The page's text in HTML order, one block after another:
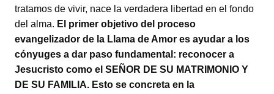
tratamos de vivir, nace la verdadera libertad en el fondo
del alma. El primer objetivo del proceso
evangelizador de la Llama de Amor es ayudar a los
cónyuges a dar paso fundamental: reconocer a
Jesucristo como el SEÑOR DE SU MATRIMONIO Y
DE SU FAMILIA. Esto se concreta en la